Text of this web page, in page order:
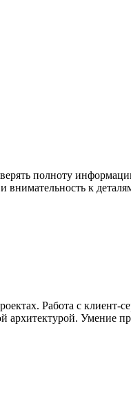
полноту
к
Работа с клиент-
архитектурой. Умение